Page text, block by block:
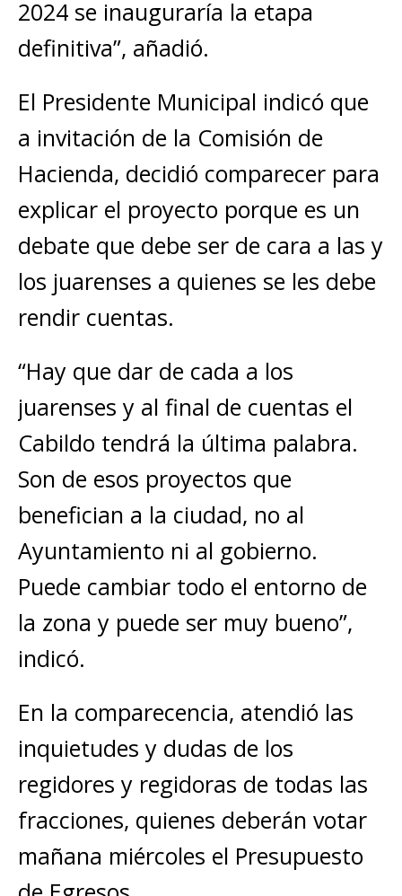
2024 se inauguraría la etapa
definitiva”, añadió.
El Presidente Municipal indicó que
a invitación de la Comisión de
Hacienda, decidió comparecer para
explicar el proyecto porque es un
debate que debe ser de cara a las y
los juarenses a quienes se les debe
rendir cuentas.
“Hay que dar de cada a los
juarenses y al final de cuentas el
Cabildo tendrá la última palabra.
Son de esos proyectos que
benefician a la ciudad, no al
Ayuntamiento ni al gobierno.
Puede cambiar todo el entorno de
la zona y puede ser muy bueno”,
indicó.
En la comparecencia, atendió las
inquietudes y dudas de los
regidores y regidoras de todas las
fracciones, quienes deberán votar
mañana miércoles el Presupuesto